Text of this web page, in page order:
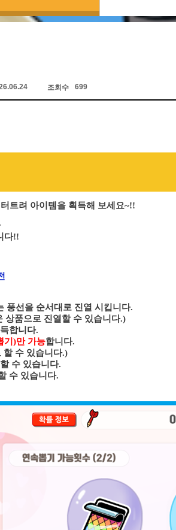
조회수 699
트려 아이템을 획득해 보세요~!!
다!!
풍선을 순서대로 진열 시킵니다.
으로 진열할 수 있습니다.)
합니다.
기)만 가능합니다.
수 있습니다.)
수 있습니다.
수 있습니다.